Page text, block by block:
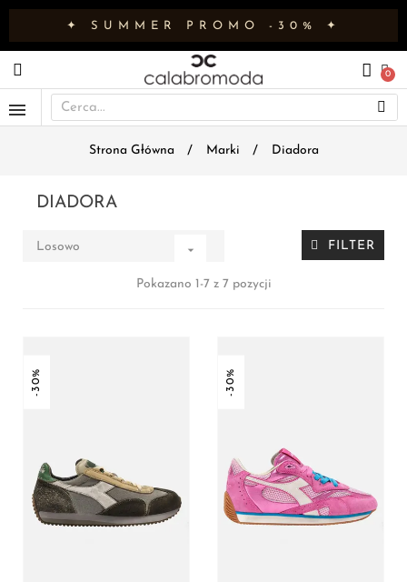
✦ SUMMER PROMO -30% ✦
Strona Główna Marki Diadora
DIADORA
Losowo  FILTER
Pokazano 1-7 z 7 pozycji
-30% -30%